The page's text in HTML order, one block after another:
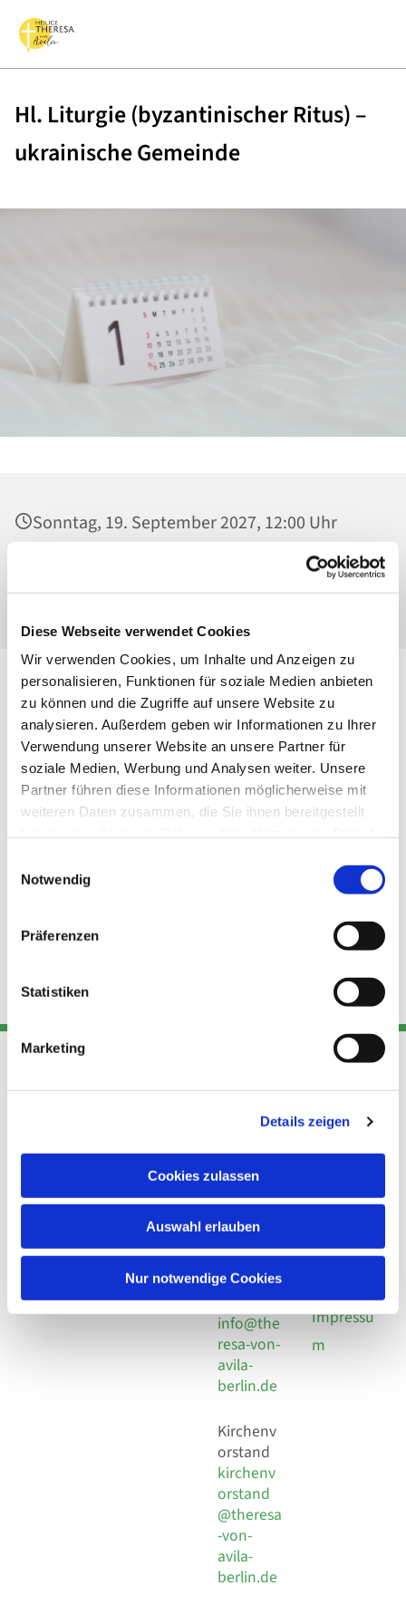
Diese Webseite verwendet Cookies
Wir verwenden Cookies, um Inhalte und Anzeigen zu
personalisieren, Funktionen für soziale Medien anbieten
zu können und die Zugriffe auf unsere Website zu
analysieren. Außerdem geben wir Informationen zu Ihrer
Verwendung unserer Website an unsere Partner für
soziale Medien, Werbung und Analysen weiter. Unsere
Partner führen diese Informationen möglicherweise mit
weiteren Daten zusammen, die Sie ihnen bereitgestellt
Notwendig
Präferenzen
Statistiken
Marketing
Details zeigen
Cookies zulassen
Auswahl erlauben
Nur notwendige Cookies
Hl. Liturgie (byzantinischer Ritus) –
ukrainische Gemeinde
Sonntag, 19. September 2027, 12:00 Uhr
Heilig Kreuz, Kirche, Malchower Weg 22-24,
13053 Berlin
Adresse
Kirchengemeinde Pfarrei
Hl. Theresa von Avila Berlin
Nordost
Leitender Pfarrer - Norbert
Pomplun
13086 Berlin
Kont
Telefon
+49 30
924 64 28
30 924 54
18
E-Mail
info@the
resa-von-
avila-
berlin.de
Kirchenv
orstand
kirchenv
orstand
@theresa
-von-
avila-
berlin.de
Links
Datensch
Datensch
Social
Impressu
m